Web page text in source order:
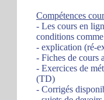
Compétences
- Les cours en
conditions
- explication (ré-
- Fiches de cours
- Exercices de
(TD)
- Corrigés